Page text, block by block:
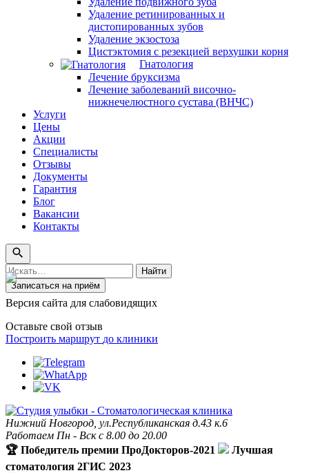
Удаление ретинированных и
дистопированных зубов
Удаление экзостоза
Цистэктомия с резекцией верхушки корня
Гнатология
Лечение бруксизма
Лечение заболеваний височно-
нижнечелюстного сустава (ВНЧС)
Услуги
Цены
Акции
Специалисты
Отзывы
Документы
Гарантия
Блог
Вакансии
Контакты
Поиск
по
сайту
Найти
Записаться на приём
Версия сайта для слабовидящих
Оставьте свой отзыв
Построить маршрут до клиники
Нижний Новгород, ул.Республиканская д.43 к.6
Работаем Пн - Вск с 8.00 до 20.00
🏆 Победитель премии ПроДокторов-2021
Лучшая
стоматология 2ГИС 2023